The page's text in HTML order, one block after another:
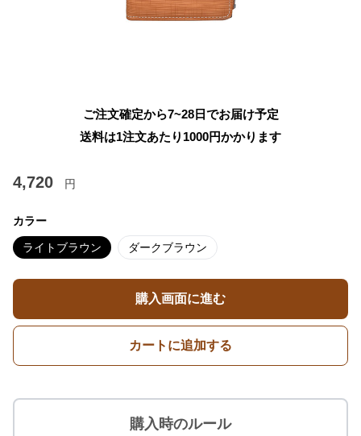
ご注文確定から7~28日でお届け予定
送料は1注文あたり 1000円かかります
4,720 円
カラー
ライトブラウン ダークブラウン
購入画面に進む
カートに追加する
購入時のルール